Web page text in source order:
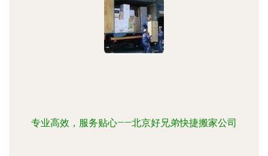
专业高效，服务贴心——北京好兄弟快捷搬家公司